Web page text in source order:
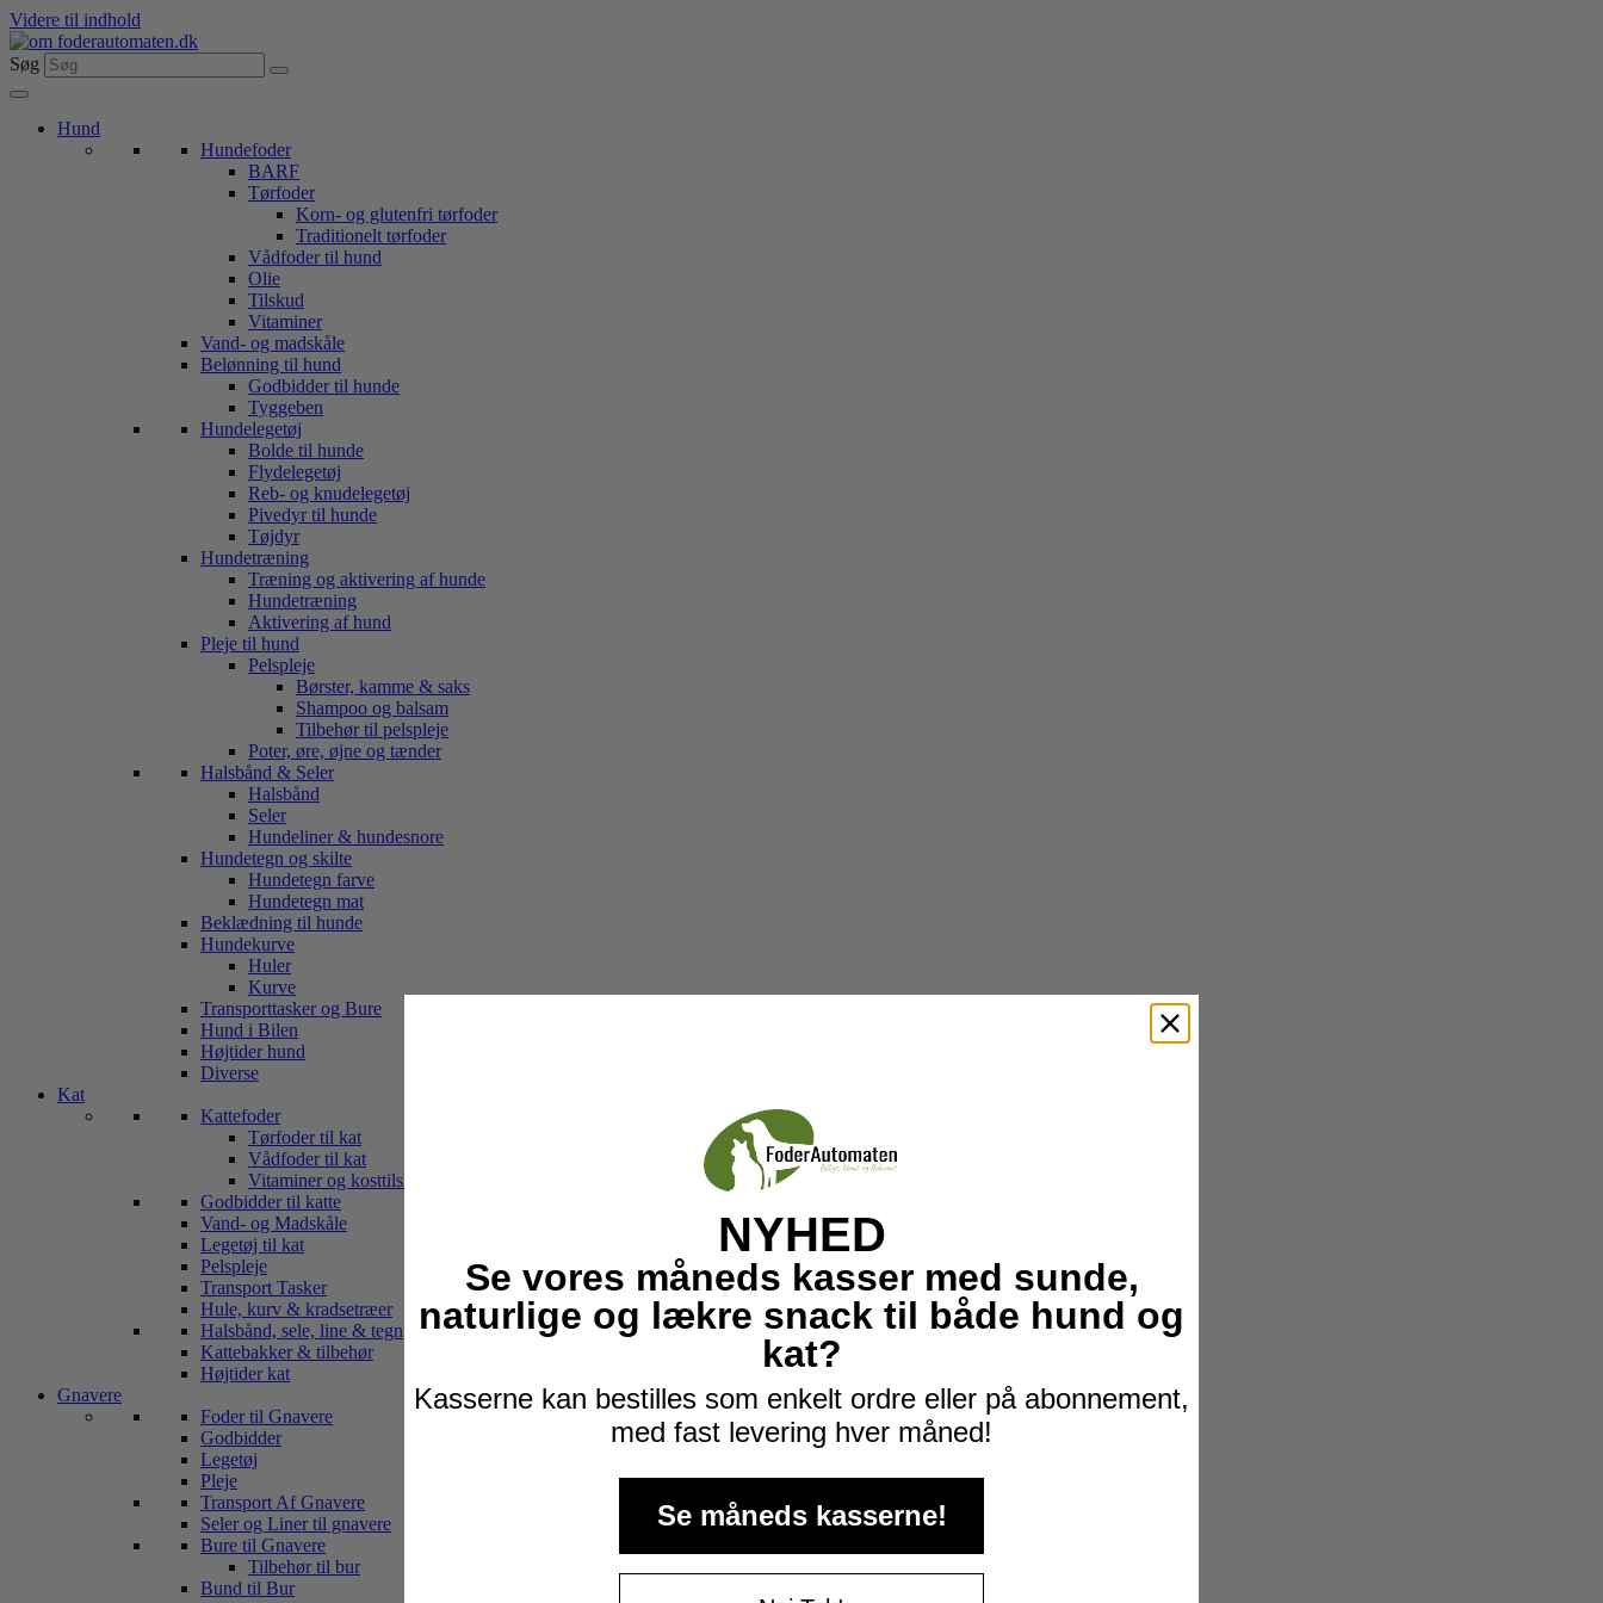
Videre til indhold
Søg
Hund
Hundefoder
BARF
Tørfoder
Korn- og glutenfri tørfoder
Traditionelt tørfoder
Vådfoder til hund
Olie
Tilskud
Vitaminer
Vand- og madskåle
Belønning til hund
Godbidder til hunde
Tyggeben
Hundelegetøj
Bolde til hunde
Flydelegetøj
Reb- og knudelegetøj
Pivedyr til hunde
Tøjdyr
Hundetræning
Træning og aktivering af hunde
Hundetræning
Aktivering af hund
Pleje til hund
Pelspleje
Børster, kamme & saks
Shampoo og balsam
Tilbehør til pelspleje
Poter, øre, øjne og tænder
Halsbånd & Seler
Halsbånd
Seler
Hundeliner & hundesnore
Hundetegn og skilte
Hundetegn farve
Hundetegn mat
Beklædning til hunde
Hundekurve
Huler
Kurve
Transporttasker og Bure
Hund i Bilen
Højtider hund
Diverse
Kat
Kattefoder
Tørfoder til kat
Vådfoder til kat
Vitaminer og kosttilskud
Godbidder til katte
Vand- og Madskåle
Legetøj til kat
Pelspleje
Transport Tasker
Hule, kurv & kradsetræer
Halsbånd, sele, line & tegn
Kattebakker & tilbehør
Højtider kat
Gnavere
Foder til Gnavere
Godbidder
Legetøj
Pleje
Transport Af Gnavere
Seler og Liner til gnavere
Bure til Gnavere
Tilbehør til bur
Bund til Bur
NYHED
Se vores måneds kasser med sunde,
naturlige og lækre snack til både hund og
kat?
Kasserne kan bestilles som enkelt ordre eller på abonnement,
med fast levering hver måned!
Se måneds kasserne!